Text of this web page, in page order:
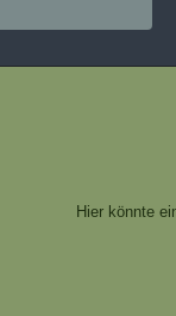
e.V.
Hier könnte